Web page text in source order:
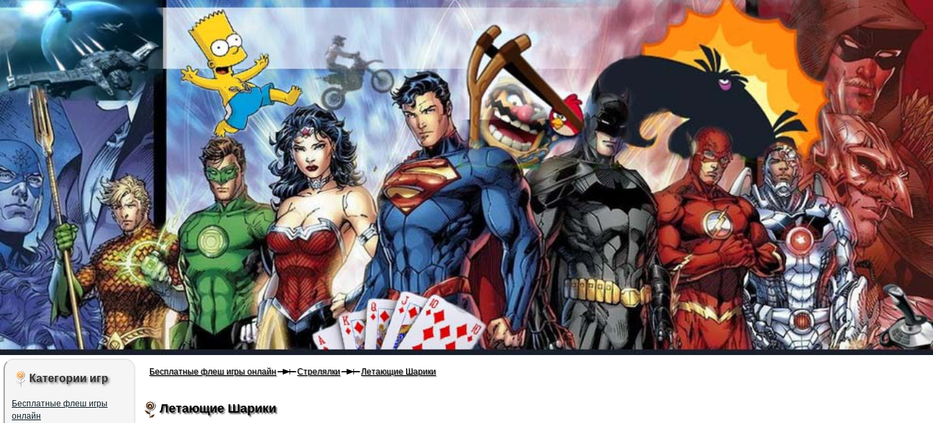
Бесплатные флеш игры онлайн Стрелялки Летающие Шарики
Летающие Шарики
Категории игр
Бесплатные флеш игры
онлайн